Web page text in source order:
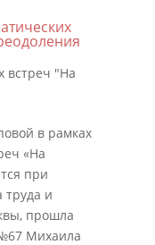
встреч "На
в рамках
«На
при
труда и
прошла
Михаила